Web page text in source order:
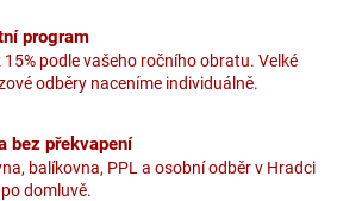
p
r
v
y
v
program
15% podle vašeho ročního obratu. Velké
odběry naceníme individuálně.
bez překvapení
balíkovna, PPL a osobní odběr v Hradci
domluvě.